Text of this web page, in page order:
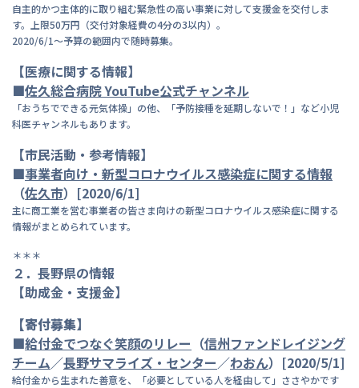
自主的かつ主体的に取り組む緊急性の高い事業に対して支援金を交付しま
す。上限50万円（交付対象経費の4分の3以内）。
2020/6/1～予算の範囲内で随時募集。
【医療に関する情報】
■佐久総合病院 YouTube公式チャンネル
「おうちでできる元気体操」の他、「予防接種を延期しないで！」など小児
科医チャンネルもあります。
【市民活動・参考情報】
■事業者向け・新型コロナウイルス感染症に関する情報
（佐久市） [2020/6/1]
主に商工業を営む事業者の皆さま向けの新型コロナウイルス感染症に関する
情報がまとめられています。
＊＊＊
２．長野県の情報
【助成金・支援金】
【寄付募集】
■給付金でつなぐ笑顔のリレー （信州ファンドレイジング
チーム／長野サマライズ・センター／わおん）[2020/5/1]
給付金から生まれた善意を、「必要としている人を経由して」ささやかです